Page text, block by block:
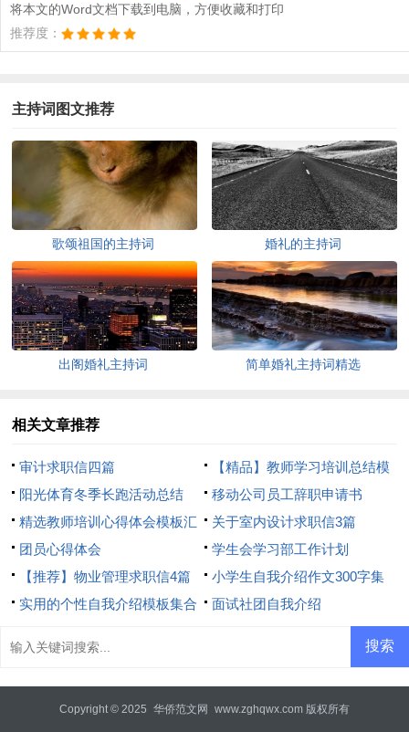
将本文的Word文档下载到电脑，方便收藏和打印
推荐度：
主持词图文推荐
歌颂祖国的主持词 婚礼的主持词
出阁婚礼主持词 简单婚礼主持词精选
相关文章推荐
审计求职信四篇
【精品】教师学习培训总结模
板8篇
阳光体育冬季长跑活动总结
移动公司员工辞职申请书
精选教师培训心得体会模板汇
总8篇
关于室内设计求职信3篇
团员心得体会
学生会学习部工作计划
【推荐】物业管理求职信4篇
小学生自我介绍作文300字集
合7篇
实用的个性自我介绍模板集合
面试社团自我介绍
Copyright © 2025 华侨范文网 www.zghqwx.com 版权所有